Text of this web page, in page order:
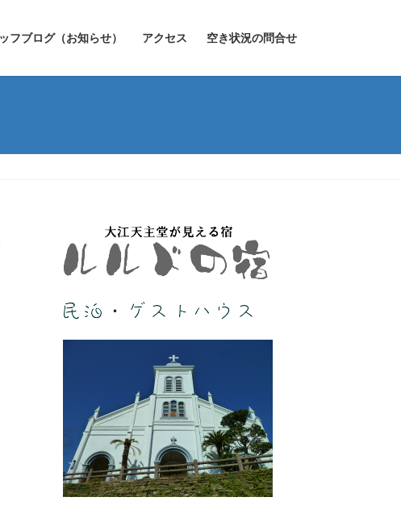
フブログ（お知らせ） アクセス 空き状況の問合せ